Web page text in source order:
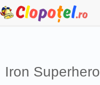
Iron Superhero